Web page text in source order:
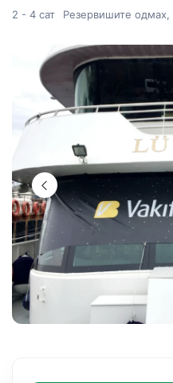
2 - 4 сат Резервишите одмах,